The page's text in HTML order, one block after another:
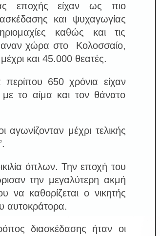
εποχής είχαν ως πιο
και ψυχαγωγίας
καθώς και τις
χώρα στο Κολοσσαίο,
και 45.000 θεατές.
περίπου 650 χρόνια είχαν
το αίμα και τον θάνατο
μέχρι τελικής
όπλων. Την εποχή του
την μεγαλύτερη ακμή
να καθορίζεται ο νικητής
αυτοκράτορα.
διασκέδασης ήταν οι